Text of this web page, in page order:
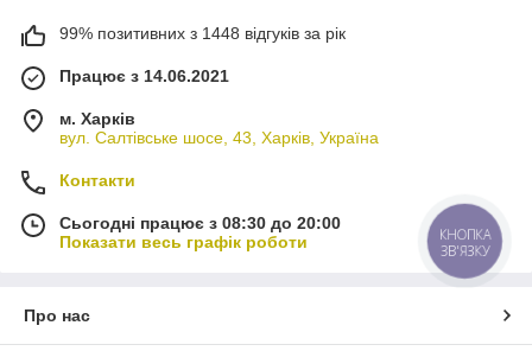
99% позитивних з 1448 відгуків за рік
Працює з 14.06.2021
м. Харків
вул. Салтівське шосе, 43, Харків, Україна
Контакти
Сьогодні працює з 08:30 до 20:00
Показати весь графік роботи
Про нас
КНОПКА
ЗВ'ЯЗКУ